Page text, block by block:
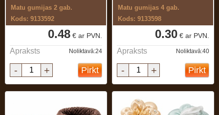
Matu gumijas 2 gab.
Kods: 9133592
0.48 € ar PVN.
Apraksts Noliktavā:24
- + Pirkt
Matu gumijas 4 gab.
Kods: 9133598
0.30 € ar PVN.
Apraksts Noliktavā:40
- + Pirkt